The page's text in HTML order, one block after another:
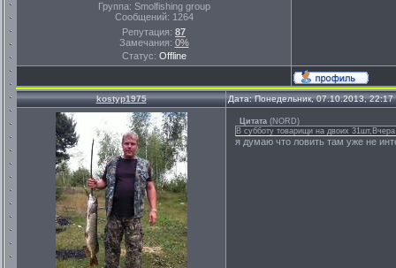
Группа: Smolfishing group
Сообщений: 1264
Репутация: 87
Замечания: 0%
Статус: Offline
kostyp1975 Дата: Понедельник, 07.10.2013,
Цитата (NORD)
В субботу товарищи на двоих
я думаю что ловить там уже не